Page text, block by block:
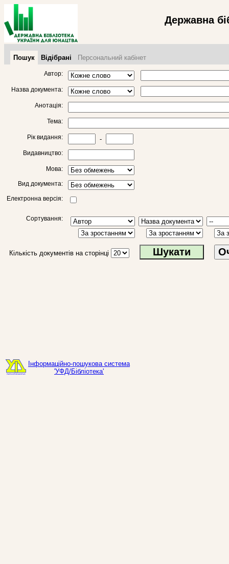
Державна
Пошук Відібрані Персональний кабінет
Автор:
Назва документа:
Анотація:
Тема:
Рік видання: -
Видавництво:
Мова:
Вид документа:
Електронна версія:
Сортування:
Кількість документів на сторінці
Інформаційно-пошукова система
'УФД/Бібліотека'